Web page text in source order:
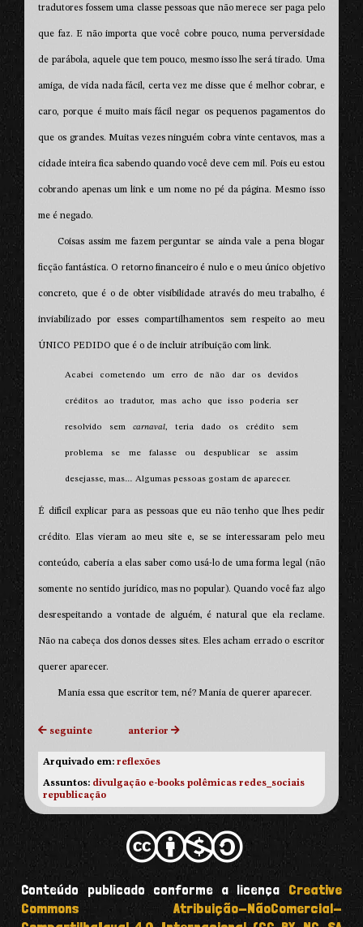
tradutores fossem uma classe pessoas que não merece ser paga pelo
que faz. E não importa que você cobre pouco, numa perversidade
de parábola, aquele que tem pouco, mesmo isso lhe será tirado. Uma
amiga, de vida nada fácil, certa vez me disse que é melhor cobrar, e
caro, porque é muito mais fácil negar os pequenos pagamentos do
que os grandes. Muitas vezes ninguém cobra vinte centavos, mas a
cidade inteira fica sabendo quando você deve cem mil. Pois eu estou
cobrando apenas um link e um nome no pé da página. Mesmo isso
me é negado.
Coisas assim me fazem perguntar se ainda vale a pena blogar
ficção fantástica. O retorno financeiro é nulo e o meu único objetivo
concreto, que é o de obter visibilidade através do meu trabalho, é
inviabilizado por esses compartilhamentos sem respeito ao meu
ÚNICO PEDIDO que é o de incluir atribuição com link.
Acabei cometendo um erro de não dar os devidos
créditos ao tradutor, mas acho que isso poderia ser
resolvido sem carnaval, teria dado os crédito sem
problema se me falasse ou despublicar se assim
desejasse, mas… Algumas pessoas gostam de aparecer.
É difícil explicar para as pessoas que eu não tenho que lhes pedir
crédito. Elas vieram ao meu site e, se se interessaram pelo meu
conteúdo, caberia a elas saber como usá-lo de uma forma legal (não
somente no sentido jurídico, mas no popular). Quando você faz algo
desrespeitando a vontade de alguém, é natural que ela reclame.
Não na cabeça dos donos desses sites. Eles acham errado o escritor
querer aparecer.
Mania essa que escritor tem, né? Mania de querer aparecer.
seguinte anterior
Arquivado em:reflexões
Assuntos: divulgação e-books polêmicas redes_sociais
republicação
Conteúdo publicado conforme a licença Creative
Commons Atribuição-NãoComercial-